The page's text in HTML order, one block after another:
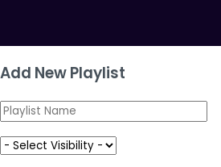
Add New Playlist